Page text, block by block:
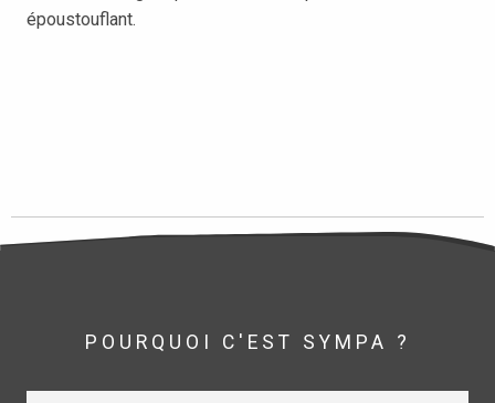
époustouflant.
POURQUOI C'EST SYMPA ?